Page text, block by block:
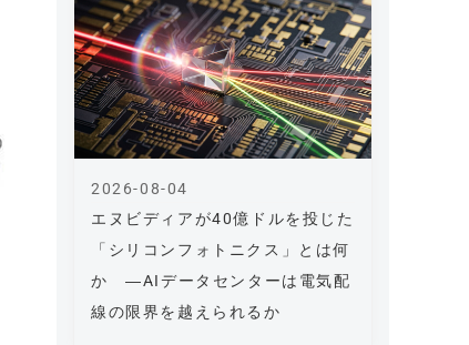
エヌビディアが40億ドルを投じた
「シリコンフォトニクス」とは何
か ―AIデータセンターは電気配
線の限界を越えられるか
2026-08-04